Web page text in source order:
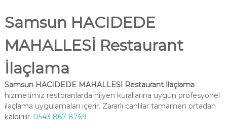
Samsun HACIDEDE
MAHALLESİ Restaurant
İlaçlama
Samsun HACIDEDE MAHALLESİ Restaurant İlaçlama
hizmetimiz restoranlarda hijyen kurallarına uygun profesyonel
ilaçlama uygulamaları içerir. Zararlı canlılar tamamen ortadan
kaldırılır. 0543 867 8769